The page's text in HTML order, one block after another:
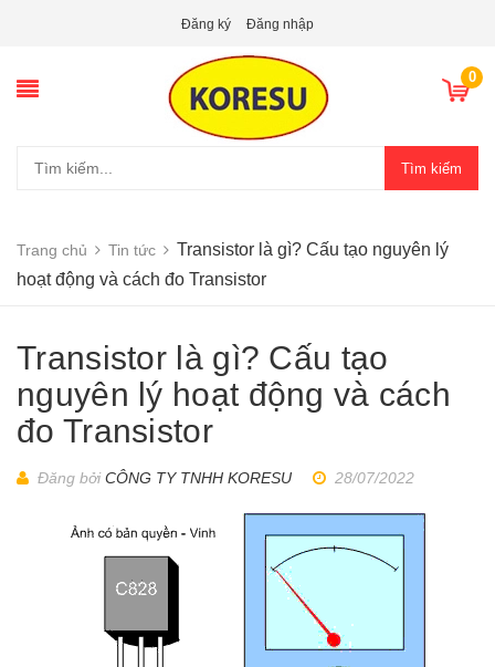
Đăng ký Đăng nhập
0
Tìm kiếm
Trang chủ Tin tức
Transistor là gì? Cấu tạo nguyên lý
hoạt động và cách đo Transistor
Transistor là gì? Cấu tạo
nguyên lý hoạt động và cách
đo Transistor
Đăng bởiCÔNG TY TNHH KORESU 28/07/2022